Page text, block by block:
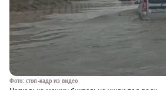
Фото: стоп-кадр из видео